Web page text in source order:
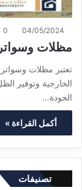
04/05/2024
0
مظلات
تعتبر مظلات وسواتر
الخارجية وتوفير
الجودة…
أكمل القراءة »
تصنيفات